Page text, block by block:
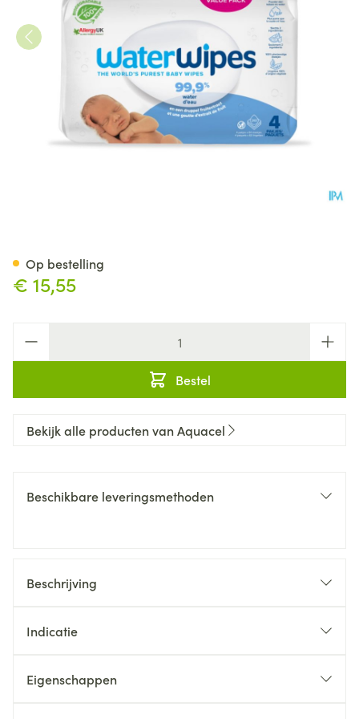
€ 15,55
Bestel
Op bestelling
Bekijk alle producten van Aquacel
Beschikbare leveringsmethoden
Beschrijving
Indicatie
Eigenschappen